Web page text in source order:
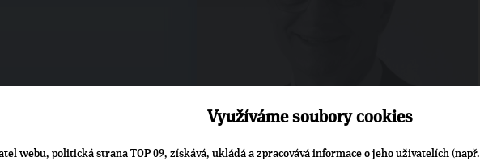
24. 9. 2018
Využíváme soubory cookies
webu, politická strana TOP 09, získává, ukládá a zpracovává informace o jeho uživatelích